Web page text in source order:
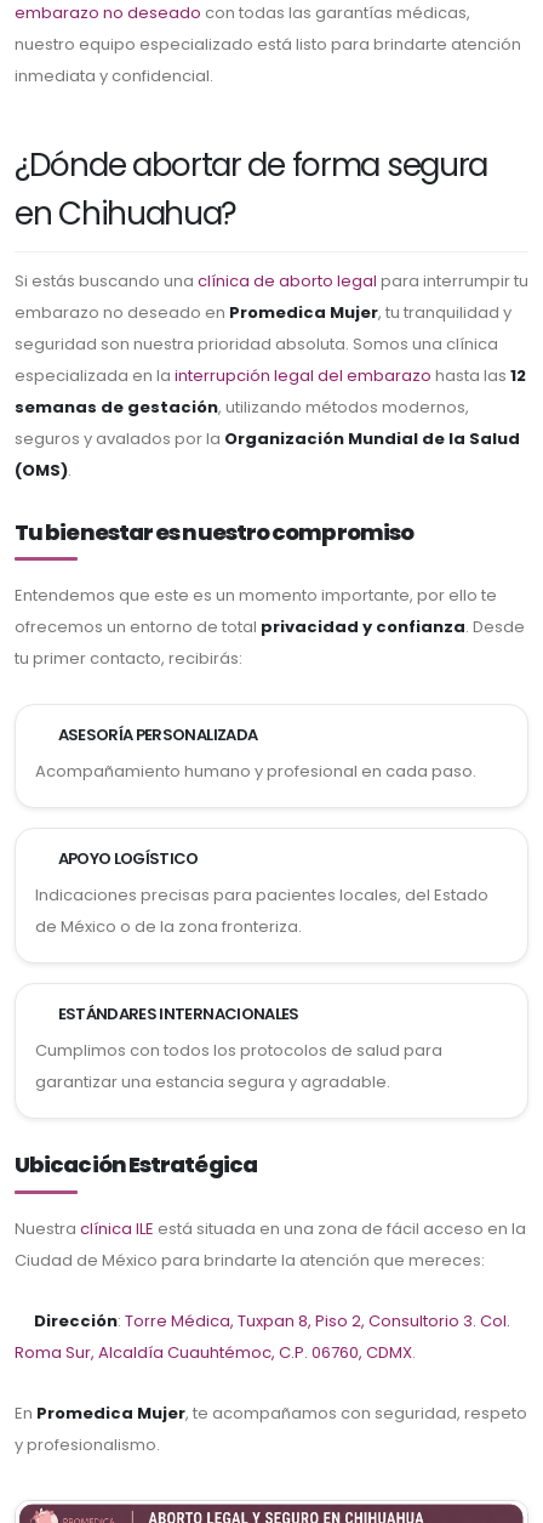
embarazo no deseado con todas las garantías médicas,
nuestro equipo especializado está listo para brindarte atención
inmediata y confidencial.
¿Dónde abortar de forma segura
en Chihuahua?
Si estás buscando una clínica de aborto legal para interrumpir tu
embarazo no deseado en Promedica Mujer, tu tranquilidad y
seguridad son nuestra prioridad absoluta. Somos una clínica
especializada en la interrupción legal del embarazo hasta las 12
semanas de gestación, utilizando métodos modernos,
seguros y avalados por la Organización Mundial de la Salud
(OMS).
Tu bienestar es nuestro compromiso
Entendemos que este es un momento importante, por ello te
ofrecemos un entorno de total privacidad y confianza. Desde
tu primer contacto, recibirás:
ASESORÍA PERSONALIZADA
Acompañamiento humano y profesional en cada paso.
APOYO LOGÍSTICO
Indicaciones precisas para pacientes locales, del Estado
de México o de la zona fronteriza.
ESTÁNDARES INTERNACIONALES
Cumplimos con todos los protocolos de salud para
garantizar una estancia segura y agradable.
Ubicación Estratégica
Nuestra clínica ILE está situada en una zona de fácil acceso en la
Ciudad de México para brindarte la atención que mereces:
Dirección:Torre Médica, Tuxpan 8, Piso 2, Consultorio 3. Col.
Roma Sur, Alcaldía Cuauhtémoc, C.P. 06760, CDMX.
En Promedica Mujer, te acompañamos con seguridad, respeto
y profesionalismo.